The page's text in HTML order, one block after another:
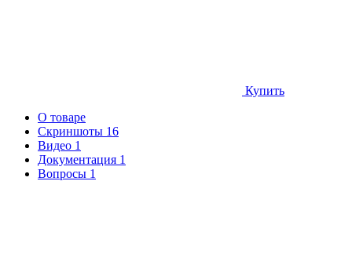
Купить
О товаре
Скриншоты 16
Видео 1
Документация 1
Вопросы 1